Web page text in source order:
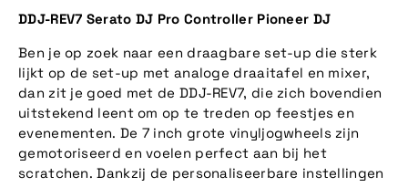
DDJ-REV7 Serato DJ Pro Controller Pioneer DJ
Ben je op zoek naar een draagbare set-up die sterk
lijkt op de set-up met analoge draaitafel en mixer,
dan zit je goed met de DDJ-REV7, die zich bovendien
uitstekend leent om op te treden op feestjes en
evenementen. De 7 inch grote vinyljogwheels zijn
gemotoriseerd en voelen perfect aan bij het
scratchen. Dankzij de personaliseerbare instellingen